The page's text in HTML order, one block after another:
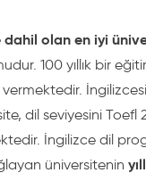
olan en iyi
100 yıllık bir
dil seviyesini Toefl
İngilizce dil
üniversitenin